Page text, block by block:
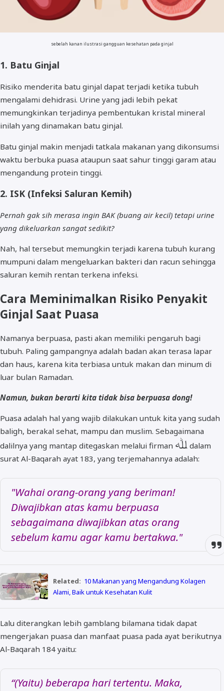
sebelah kanan ilustrasi gangguan kesehatan pada ginjal
1. Batu Ginjal
Risiko menderita batu ginjal dapat terjadi ketika tubuh
mengalami dehidrasi. Urine yang jadi lebih pekat
memungkinkan terjadinya pembentukan kristal mineral
inilah yang dinamakan batu ginjal.
Batu ginjal makin menjadi tatkala makanan yang dikonsumsi
waktu berbuka puasa ataupun saat sahur tinggi garam atau
mengandung protein tinggi.
2. ISK (Infeksi Saluran Kemih)
Pernah gak sih merasa ingin BAK (buang air kecil) tetapi urine
yang dikeluarkan sangat sedikit?
Nah, hal tersebut memungkin terjadi karena tubuh kurang
mumpuni dalam mengeluarkan bakteri dan racun sehingga
saluran kemih rentan terkena infeksi.
Cara Meminimalkan Risiko Penyakit
Ginjal Saat Puasa
Namanya berpuasa, pasti akan memiliki pengaruh bagi
tubuh. Paling gampangnya adalah badan akan terasa lapar
dan haus, karena kita terbiasa untuk makan dan minum di
luar bulan Ramadan.
Namun, bukan berarti kita tidak bisa berpuasa dong!
Puasa adalah hal yang wajib dilakukan untuk kita yang sudah
baligh, berakal sehat, mampu dan muslim. Sebagaimana
dalilnya yang mantap ditegaskan melalui firman ﷲ dalam
surat Al-Baqarah ayat 183, yang terjemahannya adalah:
"Wahai orang-orang yang beriman!
Diwajibkan atas kamu berpuasa
sebagaimana diwajibkan atas orang
sebelum kamu agar kamu bertakwa."
Related: 10 Makanan yang Mengandung Kolagen
Alami, Baik untuk Kesehatan Kulit
Lalu diterangkan lebih gamblang bilamana tidak dapat
mengerjakan puasa dan manfaat puasa pada ayat berikutnya
Al-Baqarah 184 yaitu:
“(Yaitu) beberapa hari tertentu. Maka,